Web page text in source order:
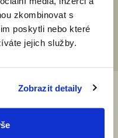
zkombinovat s
poskytli nebo které
jejich služby.
Zobrazit detaily